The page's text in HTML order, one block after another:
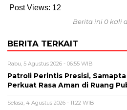
Post Views: 12
Berita ini 0 kali
BERITA TERKAIT
Rabu, 5 Agustus 2026 - 06:55 WIB
Patroli Perintis Presisi,
Perkuat Rasa Aman di Ruang
Selasa, 4 Agustus 2026 - 11:22 WIB